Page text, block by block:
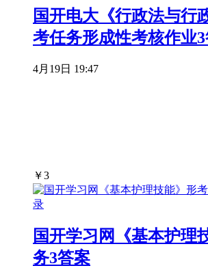
国开电大《行政法与行
考任务形成性考核作业
4月19日 19:47
￥3
国开学习网《基本护理
务3答案